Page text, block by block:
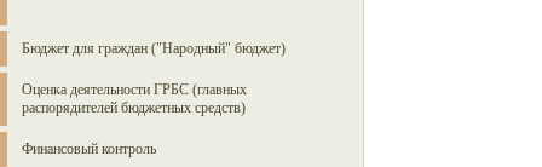
Бюджет для граждан ("Народный" бюджет)
Оценка деятельности ГРБС (главных
распорядителей бюджетных средств)
Финансовый контроль